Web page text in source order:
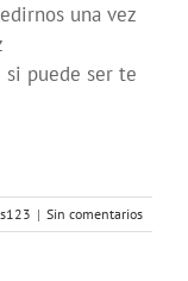
una vez
si puede ser te
| Sin comentarios